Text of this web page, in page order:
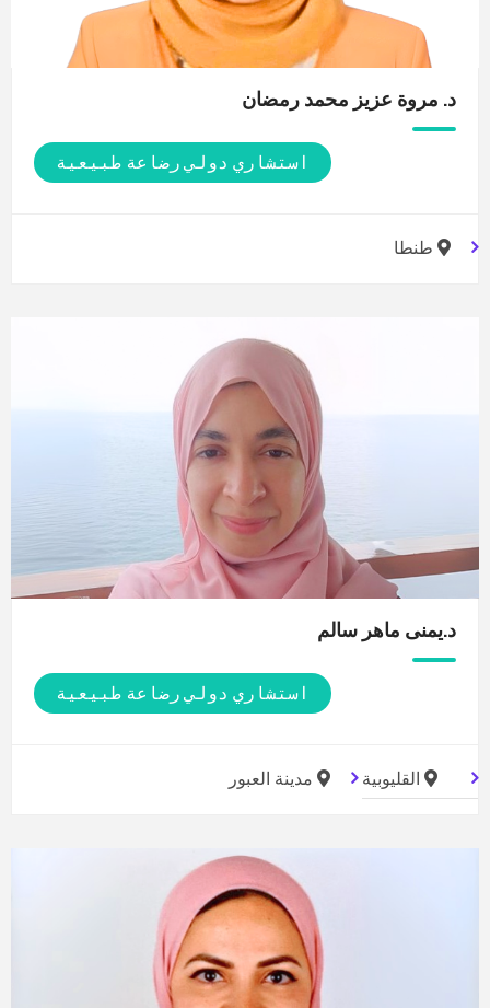
د. مروة عزيز محمد رمضان
استشاري دولي رضاعة طبيعية
طنطا
د.يمنى ماهر سالم
استشاري دولي رضاعة طبيعية
القليوبية مدينة العبور